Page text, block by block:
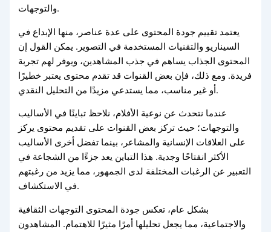
والتوجهات.
يعتمد تقييم جودة المحتوى على عدة عناصر، منها الإبداع في
السيناريو والتقنيات المستخدمة في التصوير. يمكن القول إن
المحتوى الجذاب يساهم في جذب المشاهدين، ويوفر لهم تجربة
فريدة. ومع ذلك، فإن بعض القنوات قد تقدم محتوى يعتبر خطيرًا
أو غير مناسب، مما يستدعي مزيدًا من التحليل النقدي.
عندما نتحدث عن نوعية الأفلام، نلاحظ تباينًا في الأساليب
والتوجهات؛ حيث تركز بعض القنوات على تقديم محتوى يركز
على العلاقات الإنسانية والمشاعر، بينما تفضل أخرى الأساليب
الأكثر انفتاحًا وجدية. هذا التباين يعد جزءًا من الشجاعة في
التعبير عن الرغبات المختلفة لدى الجمهور، مما يزيد من رغبتهم
في الاستكشاف.
بشكل عام، تعكس جودة المحتوى التوجهات الثقافية
والاجتماعية، مما يجعل تحليلها أمرًا مثيرًا للاهتمام. المشاهدون